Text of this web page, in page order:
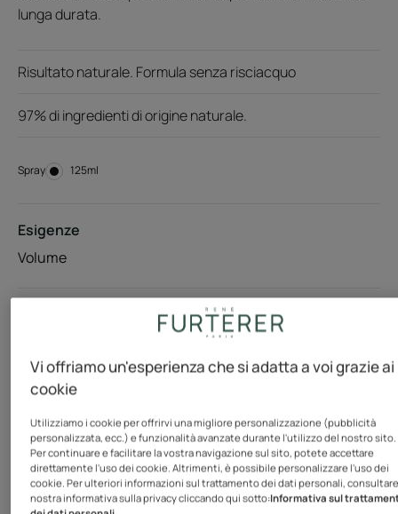
lunga durata.
Risultato naturale. Formula senza risciacquo
97% di ingredienti di origine naturale.
Spray Spray
125ml
Esigenze
Volume
sottili aiuta a sollevare le radici e dona consistenza alle
lunghezze grazie all'estratto naturale di Carruba. La sua
texture fine e leggera dal finish naturale non irrigidisce i
capelli. I capelli ritrovano corpo e un volume a lunga
durata.
Vi offriamo un'esperienza che si adatta a voi grazie ai
cookie
Utilizziamo i cookie per offrirvi una migliore personalizzazione (pubblicità
personalizzata, ecc.) e funzionalità avanzate durante l'utilizzo del nostro sito.
Per continuare e facilitare la vostra navigazione sul sito, potete accettare
direttamente l'uso dei cookie. Altrimenti, è possibile personalizzare l'uso dei
cookie. Per ulteriori informazioni sul trattamento dei dati personali,
nostra informativa sulla privacy cliccando qui sotto:Informativa sul